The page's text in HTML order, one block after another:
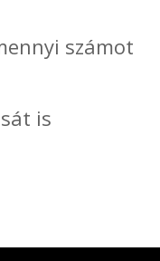
számot
is